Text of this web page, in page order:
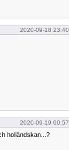
2020-09-18 23:40
2020-09-19 00:57
holländskan...?